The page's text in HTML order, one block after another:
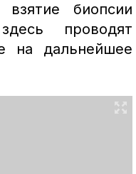
взятие биопсии
проводят
на дальнейшее